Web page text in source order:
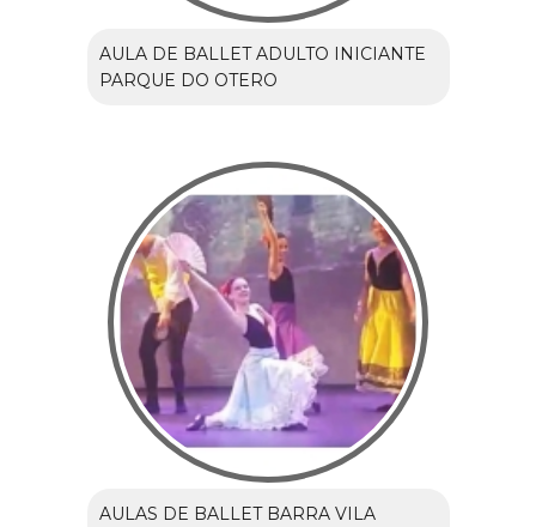
AULA DE BALLET ADULTO INICIANTE
PARQUE DO OTERO
AULAS DE BALLET BARRA VILA